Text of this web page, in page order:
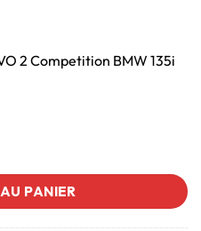
2 Competition BMW 135i
PANIER